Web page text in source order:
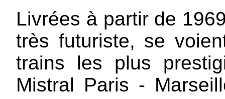
Livrées à partir de
très futuriste, se
trains les plus
Mistral Paris -